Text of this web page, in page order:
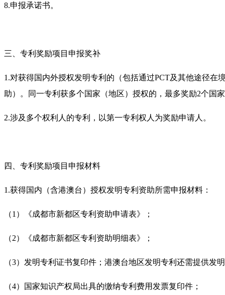
8.申报承诺书。
三、专利奖励项目申报奖补
1.对获得国内外授权发明专利的（包括通过PCT及其他途径
助）。同一专利获多个国家（地区）授权的，最多奖励2个国
2.涉及多个权利人的专利，以第一专利权人为奖励申请人。
四、专利奖励项目申报材料
1.获得国内（含港澳台）授权发明专利资助所需申报材料：
（1）《成都市新都区专利资助申请表》；
（2）《成都市新都区专利资助明细表》；
（3）发明专利证书复印件；港澳台地区发明专利还需提供
（4）国家知识产权局出具的缴纳专利费用发票复印件；